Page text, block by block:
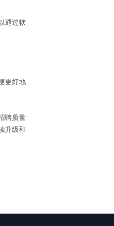
通过软
更好地
聘质量
升级和